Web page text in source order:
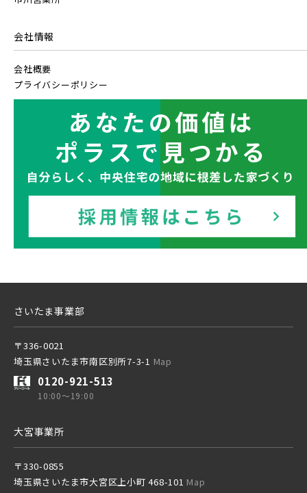
会社情報
会社概要
プライバシーポリシー
さいたま事業部
〒336-0021
埼玉県さいたま市南区別所7-3-1 Map
0120-921-513
10:00～19:00
大宮事業所
〒330-0855
埼玉県さいたま市大宮区上小町 468-101 Map